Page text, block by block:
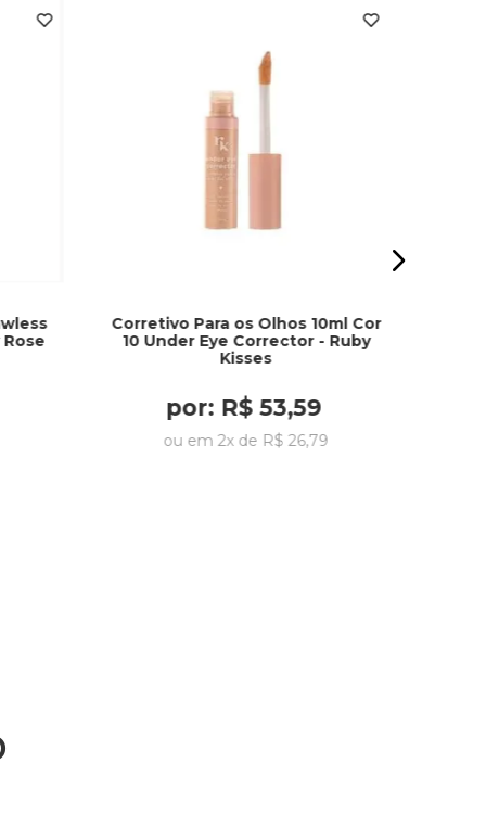
Corretivo Para os Olhos 10ml Cor
10 Under Eye Corrector - Ruby
Kisses
por: R$ 53,59
ou em2x de R$ 26,79